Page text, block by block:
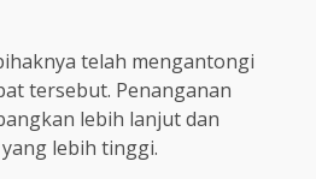
telah mengantongi
tersebut. Penanganan
lebih lanjut dan
lebih tinggi.